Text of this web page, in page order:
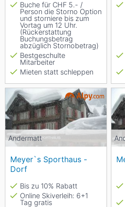
Buche für CHF 5.- /
Person die Storno Option
und storniere bis zum
Vortag um 12 Uhr.
(Rückerstattung
Buchungsbetrag
abzüglich Stornobetrag)
Bestgeschulte
Mitarbeiter
Mieten statt schleppen
Andermatt
Meyer`s Sporthaus -
Dorf
Bis zu 10% Rabatt
Online Skiverleih: 6+1
Tag gratis